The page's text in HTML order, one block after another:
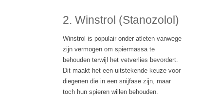
2. Winstrol (Stanozolol)
Winstrol is populair onder atleten vanwege
zijn vermogen om spiermassa te
behouden terwijl het vetverlies bevordert.
Dit maakt het een uitstekende keuze voor
diegenen die in een snijfase zijn, maar
toch hun spieren willen behouden.